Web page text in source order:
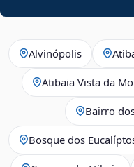
Alvinópolis
Atibaia Vista da
Bairro
Bosque dos